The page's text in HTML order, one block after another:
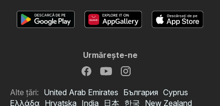
Urmăreşte-ne
Alte țări: United Arab Emirates България Cyprus
Ελλάδα Hrvatska India 日本 한국 New Zealand